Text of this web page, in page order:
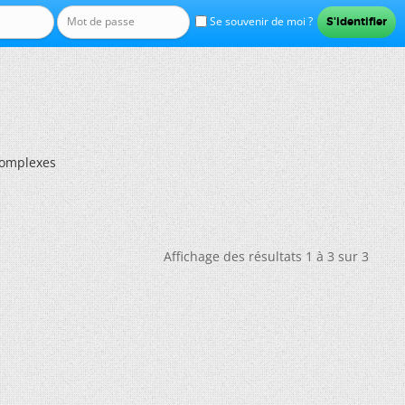
Se souvenir de moi ?
Affichage des résultats 1 à 3 sur 3